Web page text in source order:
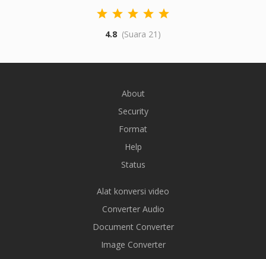
4.8 (Suara 21)
About
Security
Format
Help
Status
Alat konversi video
Converter Audio
Document Converter
Image Converter